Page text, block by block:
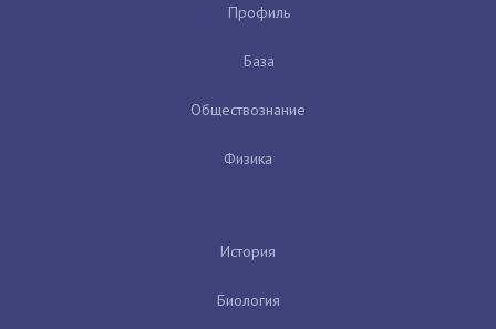
Профиль
База
Обществознание
Физика
История
Биология